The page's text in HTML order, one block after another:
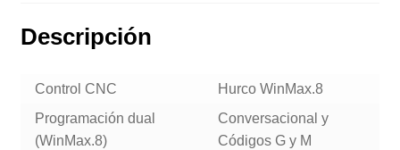
Descripción
Control CNC
Hurco WinMax.8
Programación dual
(WinMax.8)
Conversacional y
Códigos G y M